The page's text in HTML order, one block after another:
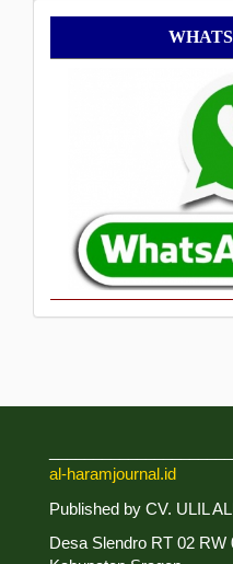
WhatsApp
Grub
al-haramjournal.id
Published by CV. ULIL
Desa Slendro RT 02